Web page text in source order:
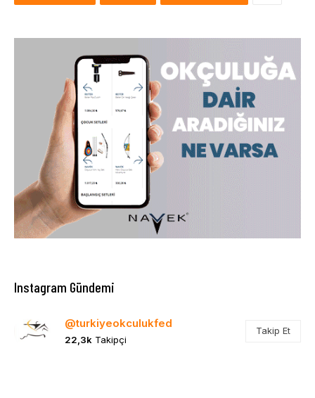
Instagram Gündemi
@turkiyeokculukfed
22,3k Takipçi
Takip Et